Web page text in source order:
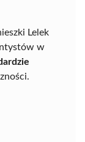
Lelek
w